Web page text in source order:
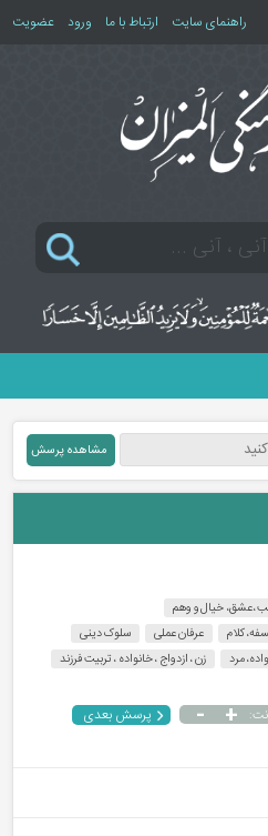
راهنمای سایت ارتباط با ما ورود عضویت
،عشق، خیال و وهم
کلام عرفان عملی
سلوک دینی
مرد
زن ، ازدواج ، خانواده ، تربیت فرزند
+
-
پرسش بعدی